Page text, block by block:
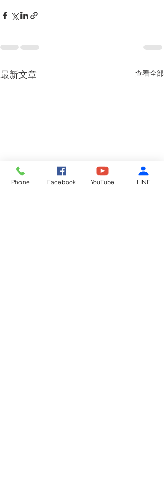
最新文章 查看全部
Phone Facebook YouTube LINE